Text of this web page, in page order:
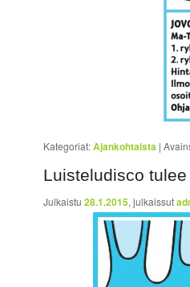
Kategoriat:Ajankohtaista |
Luisteludisco
Julkaistu28.1.2015, julkaissut